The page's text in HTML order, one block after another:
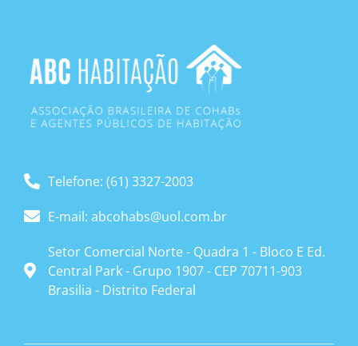
Telefone: (61) 3327-2003
E-mail: abcohabs@uol.com.br
Setor Comercial Norte - Quadra 1 - Bloco E Ed.
Central Park - Grupo 1907 - CEP 70711-903
Brasilia - Distrito Federal